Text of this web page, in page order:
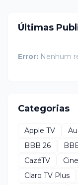
Últimas
Error: Nenhum
Categorias
Apple TV
BBB 26
CazéTV
Claro TV Plus